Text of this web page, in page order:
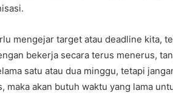
mengejar target atau deadline kita,
bekerja secara terus menerus,
satu atau dua minggu, tetapi
maka akan butuh waktu yang lama